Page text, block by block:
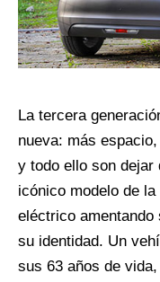
La tercera
nueva: más
y todo ello son dejar
icónico modelo de
eléctrico
su identidad. Un
sus 63 años de